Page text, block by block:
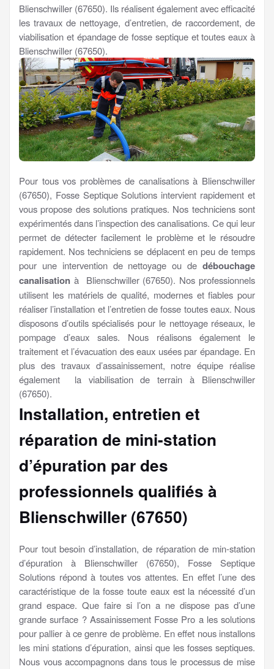
Blienschwiller (67650). Ils réalisent également avec efficacité
les travaux de nettoyage, d’entretien, de raccordement, de
viabilisation et épandage de fosse septique et toutes eaux à
Blienschwiller (67650).
Pour tous vos problèmes de canalisations à Blienschwiller
(67650), Fosse Septique Solutions intervient rapidement et
vous propose des solutions pratiques. Nos techniciens sont
expérimentés dans l’inspection des canalisations. Ce qui leur
permet de détecter facilement le problème et le résoudre
rapidement. Nos techniciens se déplacent en peu de temps
pour une intervention de nettoyage ou de débouchage
canalisation à Blienschwiller (67650). Nos professionnels
utilisent les matériels de qualité, modernes et fiables pour
réaliser l’installation et l’entretien de fosse toutes eaux. Nous
disposons d’outils spécialisés pour le nettoyage réseaux, le
pompage d’eaux sales. Nous réalisons également le
traitement et l’évacuation des eaux usées par épandage. En
plus des travaux d’assainissement, notre équipe réalise
également la viabilisation de terrain à Blienschwiller
(67650).
Installation, entretien et
réparation de mini-station
d’épuration par des
professionnels qualifiés à
Blienschwiller (67650)
Pour tout besoin d’installation, de réparation de min-station
d’épuration à Blienschwiller (67650), Fosse Septique
Solutions répond à toutes vos attentes. En effet l’une des
caractéristique de la fosse toute eaux est la nécessité d’un
grand espace. Que faire si l’on a ne dispose pas d’une
grande surface ? Assainissement Fosse Pro a les solutions
pour pallier à ce genre de problème. En effet nous installons
les mini stations d’épuration, ainsi que les fosses septiques.
Nous vous accompagnons dans tous le processus de mise